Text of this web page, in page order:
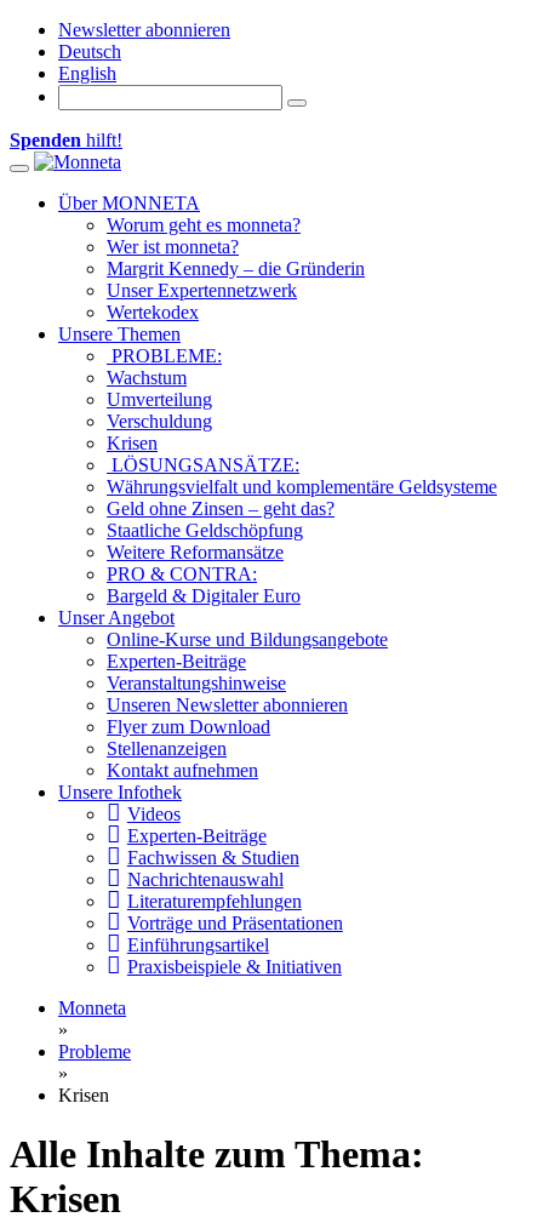
Newsletter abonnieren
Deutsch
English
Spenden hilft!
Toggle navigation
Über MONNETA
Worum geht es monneta?
Wer ist monneta?
Margrit Kennedy – die Gründerin
Unser Expertennetzwerk
Wertekodex
Unsere Themen
PROBLEME:
Wachstum
Umverteilung
Verschuldung
Krisen
LÖSUNGSANSÄTZE:
Währungsvielfalt und komplementäre Geldsysteme
Geld ohne Zinsen – geht das?
Staatliche Geldschöpfung
Weitere Reformansätze
PRO & CONTRA:
Bargeld & Digitaler Euro
Unser Angebot
Online-Kurse und Bildungsangebote
Experten-Beiträge
Veranstaltungshinweise
Unseren Newsletter abonnieren
Flyer zum Download
Stellenanzeigen
Kontakt aufnehmen
Unsere Infothek
Videos
Experten-Beiträge
Fachwissen & Studien
Nachrichtenauswahl
Literaturempfehlungen
Vorträge und Präsentationen
Einführungsartikel
Praxisbeispiele & Initiativen
Monneta
»
Probleme
»
Krisen
Alle Inhalte zum Thema:
Krisen